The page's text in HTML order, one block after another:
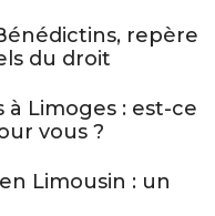
repère
du droit
Limoges : est-ce
vous ?
Limousin : un